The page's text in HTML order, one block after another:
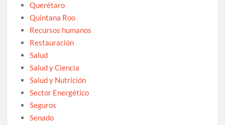
Querétaro
Quintana Roo
Recursos humanos
Restauración
Salud
Salud y Ciencia
Salud y Nutrición
Sector Energético
Seguros
Senado